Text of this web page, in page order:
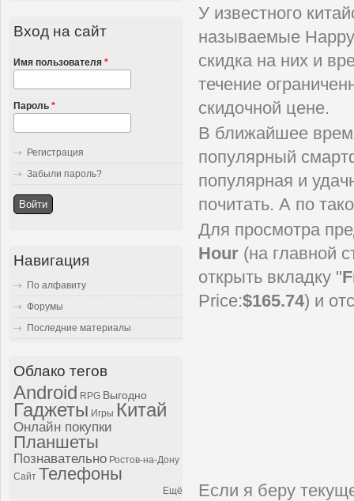
У известного
называемые
скидка на них и
течение
скидочной цене.
В ближайшее
популярный
популярная и
почитать. А по
Для просмотра
Hour (на главной
открыть вкладку "
Price:$165.74) и
Если я беру
Вход на сайт
Имя пользователя *
Пароль *
Регистрация
Забыли пароль?
Навигация
По алфавиту
Форумы
Последние материалы
Облако тегов
Android RPG Выгодно
Гаджеты Игры Китай
Онлайн покупки
Планшеты
Познавательно Ростов-на-Дону
Сайт Телефоны
Ещё